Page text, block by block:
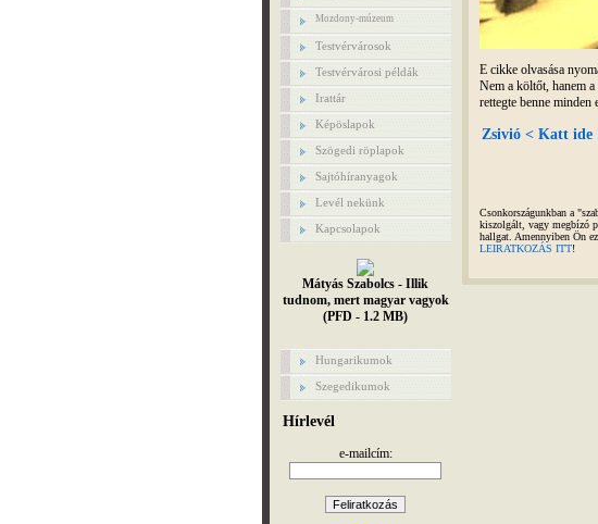
Mozdony-múzeum
Testvérvárosok
Testvérvárosi példák
Irattár
Képöslapok
Szögedi röplapok
Sajtóhíranyagok
Levél nekünk
Kapcsolapok
Mátyás Szabolcs - Illik
tudnom, mert magyar vagyok
(PFD - 1.2 MB)
Hungarikumok
Szegedikumok
Hírlevél
e-mailcím:
E cikke olvasása
Nem a költőt, hanem
rettegte benne minden
Zsivió < Katt ide
Csonkországunkban a
kiszolgált, vagy megbízó
hallgat. Amennyiben Ön
LEIRATKOZÁS ITT!